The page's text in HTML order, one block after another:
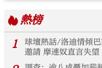
熱榜
1
球壇熱話/洛迪情傾巴塞
邀請 摩連奴直言失望